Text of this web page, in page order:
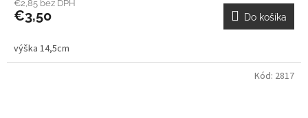
€2,85 bez DPH
€3,50 Do košíka
výška 14,5cm
Kód: 2817